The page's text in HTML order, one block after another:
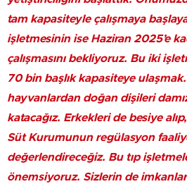
tam kapasiteyle çalışmaya
işletmesinin ise Haziran 2025’e
çalışmasını bekliyoruz. Bu iki
70 bin başlık kapasiteye
hayvanlardan doğan dişileri
katacağız. Erkekleri de besiye
Süt Kurumunun regülasyon
değerlendireceğiz. Bu tıp
önemsiyoruz. Sizlerin de